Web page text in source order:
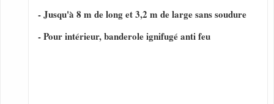
- Jusqu'à 8 m de long et 3,2 m de large sans soudure
- Pour intérieur, banderole ignifugé anti feu